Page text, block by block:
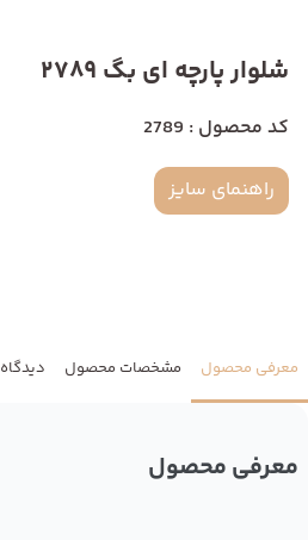
شلوار پارچه ای بگ 2789
کد محصول : 2789
راهنمای سایز
معرفی محصول مشخصات محصول دیدگاه
معرفی محصول